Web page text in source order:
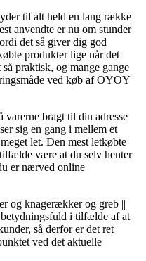
til alt held en lang række
anvendte er nu om stunder
det så giver dig god
produkter lige når det
praktisk, og mange gange
ved køb af OYOY
bragt til din adresse
sig en gang i mellem et
let. Den mest letkøbte
være at du selv henter
er nærved online
og knagerækker og greb ||
i tilfælde af at
så derfor er det ret
ved det aktuelle